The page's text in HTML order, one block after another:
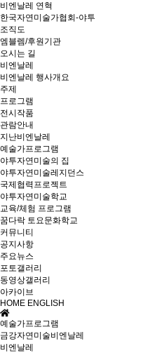
비엔날레 연혁
한국자연미술가협회-야투
조직도
엠블렘/후원기관
오시는 길
비엔날레
비엔날레 행사개요
주제
프로그램
전시작품
관람안내
지난비엔날레
예술가프로그램
야투자연미술의 집
야투자연미술레지던스
국제협력프로젝트
야투자연미술학교
교육/체험 프로그램
꿈다락 토요문화학교
커뮤니티
공지사항
주요뉴스
포토갤러리
동영상갤러리
아카이브
HOME ENGLISH
예술가프로그램
금강자연미술비엔날레
비엔날레